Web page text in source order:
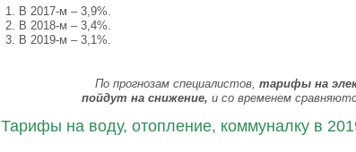
В 2017-м – 3,9%.
В 2018-м – 3,4%.
В 2019-м – 3,1%.
По прогнозам специалистов, тарифы на
пойдут на снижение, и со временем
Тарифы на воду, отопление, коммуналку в